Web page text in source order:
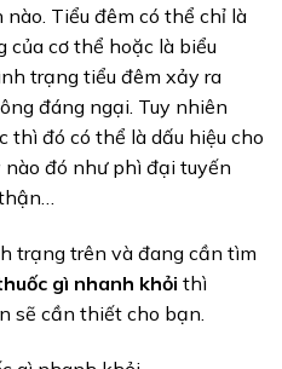
Tiểu đêm có thể chỉ là
cơ thể hoặc là biểu
trạng tiểu đêm xảy ra
đáng ngại. Tuy nhiên
thì đó có thể là dấu hiệu cho
đó như phì đại tuyến
trạng trên và đang cần tìm
gì nhanh khỏi thì
sẽ cần thiết cho bạn.